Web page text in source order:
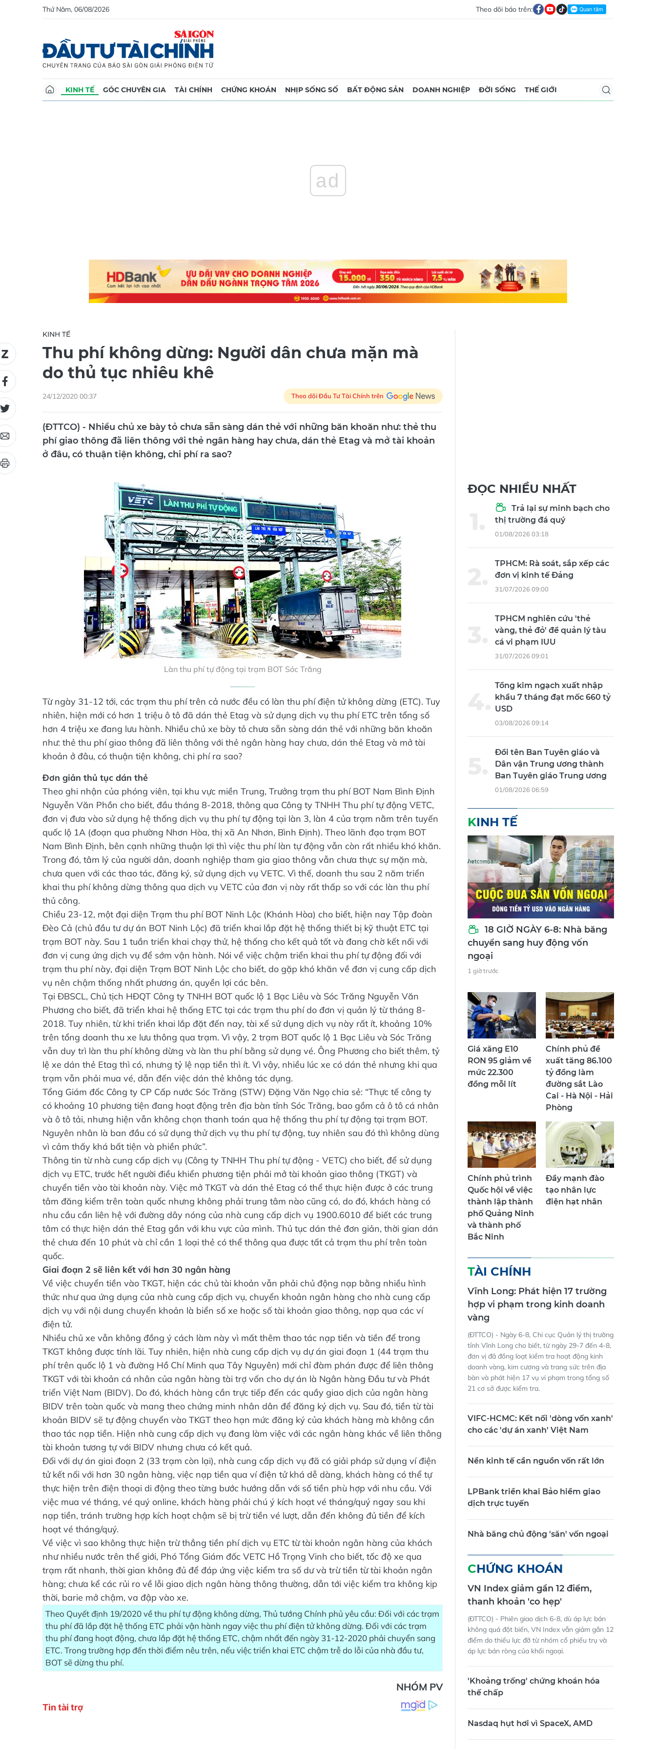
Thứ Năm, 06/08/2026 Theo dõi báo trên:
KINH TẾ GÓC CHUYÊN GIA TÀI CHÍNH CHỨNG KHOÁN NHỊP SỐNG SỐ BẤT ĐỘNG SẢN DOANH NGHIỆP ĐỜI SỐNG THẾ GIỚI
ad
KINH TẾ
Thu phí không dừng: Người dân chưa mặn mà
do thủ tục nhiêu khê
24/12/2020 00:37 Theo dõi Đầu Tư Tài Chính trên
(ĐTTCO) - Nhiều chủ xe bày tỏ chưa sẵn sàng dán thẻ với những băn khoăn như: thẻ thu
phí giao thông đã liên thông với thẻ ngân hàng hay chưa, dán thẻ Etag và mở tài khoản
ở đâu, có thuận tiện không, chi phí ra sao?
Làn thu phí tự động tại trạm BOT Sóc Trăng
Từ ngày 31-12 tới, các trạm thu phí trên cả nước đều có làn thu phí điện tử không dừng (ETC). Tuy
nhiên, hiện mới có hơn 1 triệu ô tô đã dán thẻ Etag và sử dụng dịch vụ thu phí ETC trên tổng số
hơn 4 triệu xe đang lưu hành. Nhiều chủ xe bày tỏ chưa sẵn sàng dán thẻ với những băn khoăn
như: thẻ thu phí giao thông đã liên thông với thẻ ngân hàng hay chưa, dán thẻ Etag và mở tài
khoản ở đâu, có thuận tiện không, chi phí ra sao?
Đơn giản thủ tục dán thẻ
Theo ghi nhận của phóng viên, tại khu vực miền Trung, Trưởng trạm thu phí BOT Nam Bình Định
Nguyễn Văn Phồn cho biết, đầu tháng 8-2018, thông qua Công ty TNHH Thu phí tự động VETC,
đơn vị đưa vào sử dụng hệ thống dịch vụ thu phí tự động tại làn 3, làn 4 của trạm nằm trên tuyến
quốc lộ 1A (đoạn qua phường Nhơn Hòa, thị xã An Nhơn, Bình Định). Theo lãnh đạo trạm BOT
Nam Bình Định, bên cạnh những thuận lợi thì việc thu phí làn tự động vẫn còn rất nhiều khó khăn.
Trong đó, tâm lý của người dân, doanh nghiệp tham gia giao thông vẫn chưa thực sự mặn mà,
chưa quen với các thao tác, đăng ký, sử dụng dịch vụ VETC. Vì thế, doanh thu sau 2 năm triển
khai thu phí không dừng thông qua dịch vụ VETC của đơn vị này rất thấp so với các làn thu phí
thủ công.
Chiều 23-12, một đại diện Trạm thu phí BOT Ninh Lộc (Khánh Hòa) cho biết, hiện nay Tập đoàn
Đèo Cả (chủ đầu tư dự án BOT Ninh Lộc) đã triển khai lắp đặt hệ thống thiết bị kỹ thuật ETC tại
trạm BOT này. Sau 1 tuần triển khai chạy thử, hệ thống cho kết quả tốt và đang chờ kết nối với
đơn vị cung ứng dịch vụ để sớm vận hành. Nói về việc chậm triển khai thu phí tự động đối với
trạm thu phí này, đại diện Trạm BOT Ninh Lộc cho biết, do gặp khó khăn về đơn vị cung cấp dịch
vụ nên chậm thống nhất phương án, quyền lợi các bên.
Tại ĐBSCL, Chủ tịch HĐQT Công ty TNHH BOT quốc lộ 1 Bạc Liêu và Sóc Trăng Nguyễn Văn
Phương cho biết, đã triển khai hệ thống ETC tại các trạm thu phí do đơn vị quản lý từ tháng 8-
2018. Tuy nhiên, từ khi triển khai lắp đặt đến nay, tài xế sử dụng dịch vụ này rất ít, khoảng 10%
trên tổng doanh thu xe lưu thông qua trạm. Vì vậy, 2 trạm BOT quốc lộ 1 Bạc Liêu và Sóc Trăng
vẫn duy trì làn thu phí không dừng và làn thu phí bằng sử dụng vé. Ông Phương cho biết thêm, tỷ
lệ xe dán thẻ Etag thì có, nhưng tỷ lệ nạp tiền thì ít. Vì vậy, nhiều lúc xe có dán thẻ nhưng khi qua
trạm vẫn phải mua vé, dẫn đến việc dán thẻ không tác dụng.
Tổng Giám đốc Công ty CP Cấp nước Sóc Trăng (STW) Đặng Văn Ngọ chia sẻ: “Thực tế công ty
có khoảng 10 phương tiện đang hoạt động trên địa bàn tỉnh Sóc Trăng, bao gồm cả ô tô cá nhân
và ô tô tải, nhưng hiện vẫn không chọn thanh toán qua hệ thống thu phí tự động tại trạm BOT.
Nguyên nhân là ban đầu có sử dụng thử dịch vụ thu phí tự động, tuy nhiên sau đó thì không dùng
vì cảm thấy khá bất tiện và phiền phức”.
Thông tin từ nhà cung cấp dịch vụ (Công ty TNHH Thu phí tự động - VETC) cho biết, để sử dụng
dịch vụ ETC, trước hết người điều khiển phương tiện phải mở tài khoản giao thông (TKGT) và
chuyển tiền vào tài khoản này. Việc mở TKGT và dán thẻ Etag có thể thực hiện được ở các trung
tâm đăng kiểm trên toàn quốc nhưng không phải trung tâm nào cũng có, do đó, khách hàng có
nhu cầu cần liên hệ với đường dây nóng của nhà cung cấp dịch vụ 1900.6010 để biết các trung
tâm có thực hiện dán thẻ Etag gần với khu vực của mình. Thủ tục dán thẻ đơn giản, thời gian dán
thẻ chưa đến 10 phút và chỉ cần 1 loại thẻ có thể thông qua được tất cả trạm thu phí trên toàn
quốc.
Giai đoạn 2 sẽ liên kết với hơn 30 ngân hàng
Về việc chuyển tiền vào TKGT, hiện các chủ tài khoản vẫn phải chủ động nạp bằng nhiều hình
thức như qua ứng dụng của nhà cung cấp dịch vụ, chuyển khoản ngân hàng cho nhà cung cấp
dịch vụ với nội dung chuyển khoản là biển số xe hoặc số tài khoản giao thông, nạp qua các ví
điện tử.
Nhiều chủ xe vẫn không đồng ý cách làm này vì mất thêm thao tác nạp tiền và tiền để trong
TKGT không được tính lãi. Tuy nhiên, hiện nhà cung cấp dịch vụ dự án giai đoạn 1 (44 trạm thu
phí trên quốc lộ 1 và đường Hồ Chí Minh qua Tây Nguyên) mới chỉ đàm phán được để liên thông
TKGT với tài khoản cá nhân của ngân hàng tài trợ vốn cho dự án là Ngân hàng Đầu tư và Phát
triển Việt Nam (BIDV). Do đó, khách hàng cần trực tiếp đến các quầy giao dịch của ngân hàng
BIDV trên toàn quốc và mang theo chứng minh nhân dân để đăng ký dịch vụ. Sau đó, tiền từ tài
khoản BIDV sẽ tự động chuyển vào TKGT theo hạn mức đăng ký của khách hàng mà không cần
thao tác nạp tiền. Hiện nhà cung cấp dịch vụ đang làm việc với các ngân hàng khác về liên thông
tài khoản tương tự với BIDV nhưng chưa có kết quả.
Đối với dự án giai đoạn 2 (33 trạm còn lại), nhà cung cấp dịch vụ đã có giải pháp sử dụng ví điện
tử kết nối với hơn 30 ngân hàng, việc nạp tiền qua ví điện tử khá dễ dàng, khách hàng có thể tự
thực hiện trên điện thoại di động theo từng bước hướng dẫn với số tiền phù hợp với nhu cầu. Với
việc mua vé tháng, vé quý online, khách hàng phải chú ý kích hoạt vé tháng/quý ngay sau khi
nạp tiền, tránh trường hợp kích hoạt chậm sẽ bị trừ tiền vé lượt, dẫn đến không đủ tiền để kích
hoạt vé tháng/quý.
Về việc vì sao không thực hiện trừ thẳng tiền phí dịch vụ ETC từ tài khoản ngân hàng của khách
như nhiều nước trên thế giới, Phó Tổng Giám đốc VETC Hồ Trọng Vinh cho biết, tốc độ xe qua
trạm rất nhanh, thời gian không đủ để đáp ứng việc kiểm tra số dư và trừ tiền từ tài khoản ngân
hàng; chưa kể các rủi ro về lỗi giao dịch ngân hàng thông thường, dẫn tới việc kiểm tra không kịp
thời, barie mở chậm, va đập vào xe.
Theo Quyết định 19/2020 về thu phí tự động không dừng, Thủ tướng Chính phủ yêu cầu: Đối với các trạm
thu phí đã lắp đặt hệ thống ETC phải vận hành ngay việc thu phí điện tử không dừng. Đối với các trạm
thu phí đang hoạt động, chưa lắp đặt hệ thống ETC, chậm nhất đến ngày 31-12-2020 phải chuyển sang
ETC. Trong trường hợp đến thời điểm nêu trên, nếu việc triển khai ETC chậm trễ do lỗi của nhà đầu tư,
BOT sẽ dừng thu phí.
NHÓM PV
ĐỌC NHIỀU NHẤT
Trả lại sự minh bạch cho
thị trường đá quý
01/08/2026 03:18
TPHCM: Rà soát, sắp xếp các
đơn vị kinh tế Đảng
31/07/2026 09:00
TPHCM nghiên cứu 'thẻ
vàng, thẻ đỏ' để quản lý tàu
cá vi phạm IUU
31/07/2026 09:01
Tổng kim ngạch xuất nhập
khẩu 7 tháng đạt mốc 660 tỷ
USD
03/08/2026 09:14
Đổi tên Ban Tuyên giáo và
Dân vận Trung ương thành
Ban Tuyên giáo Trung ương
01/08/2026 06:59
KINH TẾ
18 GIỜ NGÀY 6-8: Nhà băng
chuyển sang huy động vốn
ngoại
1 giờ trước
Giá xăng E10
RON 95 giảm về
mức 22.300
đồng mỗi lít
Chính phủ đề
xuất tăng 86.100
tỷ đồng làm
đường sắt Lào
Cai - Hà Nội - Hải
Phòng
Chính phủ trình
Quốc hội về việc
thành lập thành
phố Quảng Ninh
và thành phố
Bắc Ninh
Đẩy mạnh đào
tạo nhân lực
điện hạt nhân
TÀI CHÍNH
Vĩnh Long: Phát hiện 17 trường
hợp vi phạm trong kinh doanh
vàng
(ĐTTCO) - Ngày 6-8, Chi cục Quản lý thị trường
tỉnh Vĩnh Long cho biết, từ ngày 29-7 đến 4-8,
đơn vị đã đồng loạt kiểm tra hoạt động kinh
doanh vàng, kim cương và trang sức trên địa
bàn và phát hiện 17 vụ vi phạm trong tổng số
21 cơ sở được kiểm tra.
VIFC-HCMC: Kết nối 'dòng vốn xanh'
cho các 'dự án xanh' Việt Nam
Nền kinh tế cần nguồn vốn rất lớn
LPBank triển khai Bảo hiểm giao
dịch trực tuyến
Nhà băng chủ động 'săn' vốn ngoại
CHỨNG KHOÁN
VN Index giảm gần 12 điểm,
thanh khoản 'co hẹp'
(ĐTTCO) - Phiên giao dịch 6-8, dù áp lực bán
không quá đột biến, VN Index vẫn giảm gần 12
điểm do thiếu lực đỡ từ nhóm cổ phiếu trụ và
áp lực bán ròng của khối ngoại.
'Khoảng trống' chứng khoán hóa
thế chấp
Nasdaq hụt hơi vì SpaceX, AMD